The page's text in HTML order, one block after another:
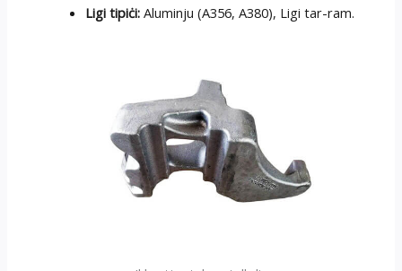
Ligi tipiċi: Aluminju (A356, A380), Ligi tar-ram.